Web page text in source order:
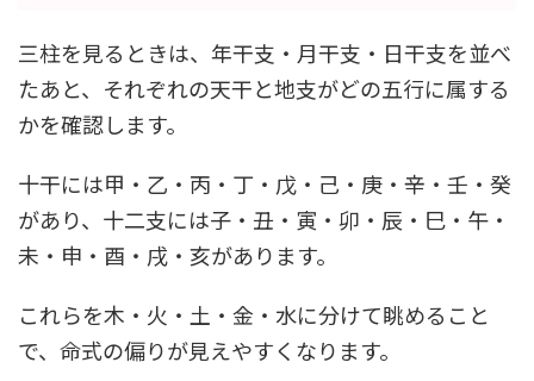
三柱を見るときは、年干支・月干支・日干支を並べ
たあと、それぞれの天干と地支がどの五行に属する
かを確認します。
十干には甲・乙・丙・丁・戊・己・庚・辛・壬・癸
があり、十二支には子・丑・寅・卯・辰・巳・午・
未・申・酉・戌・亥があります。
これらを木・火・土・金・水に分けて眺めること
で、命式の偏りが見えやすくなります。